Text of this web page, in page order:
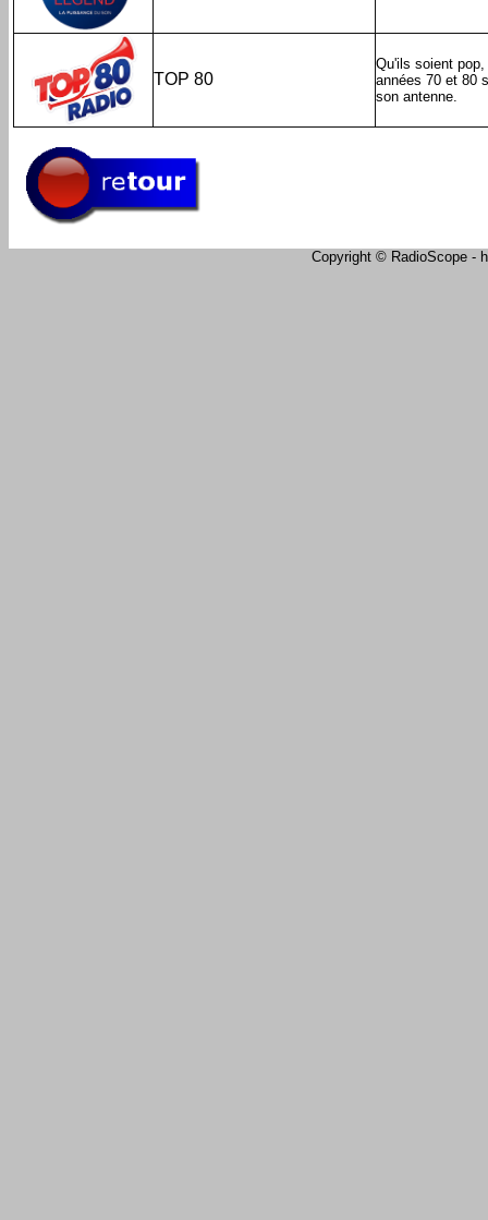
TOP 80
Qu'ils soient
années 70 et 80
son antenne.
Copyright © RadioScope -